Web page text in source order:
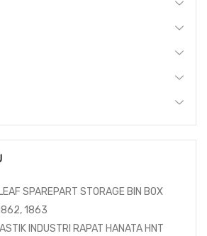
SPAREPART STORAGE BIN BOX
1863
INDUSTRI RAPAT HANATA HNT